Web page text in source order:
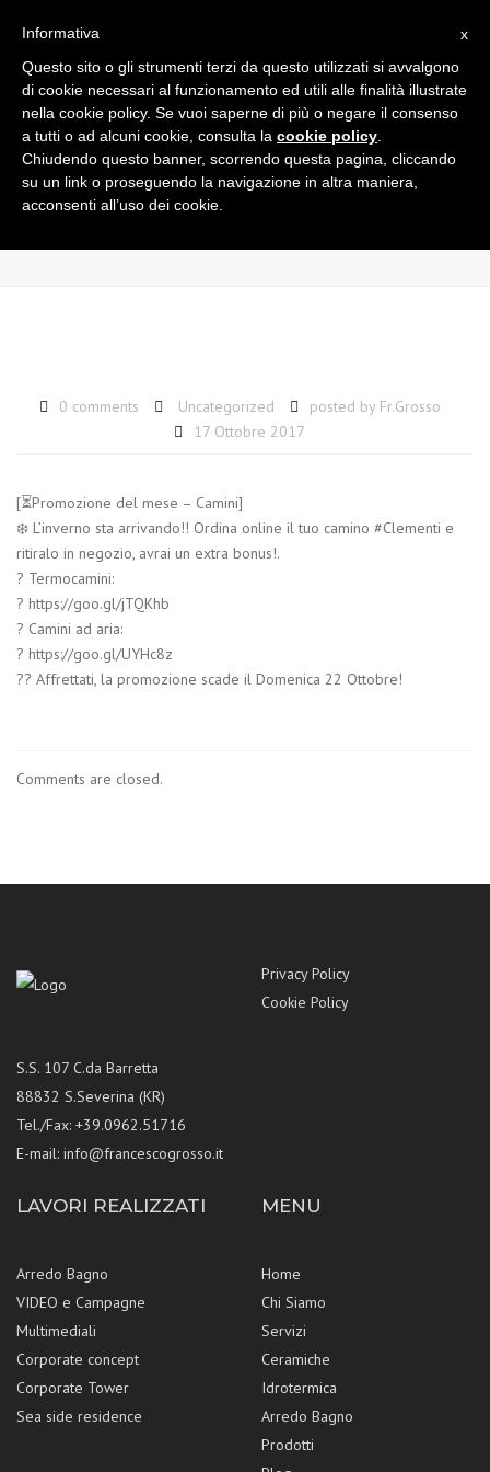
Lun - Ven: 8:00 - 12:30 - 15:30 - 19:00
+ 39 0962 51716
info@francescogrosso.it
top
bar
404 page
0 comments Uncategorized posted by Fr.Grosso
17 Ottobre 2017
[⏳Promozione del mese – Camini]
❄️ L’inverno sta arrivando!! Ordina online il tuo camino #Clementi e
ritiralo in negozio, avrai un extra bonus!.
? Termocamini:
? https://goo.gl/jTQKhb
? Camini ad aria:
? https://goo.gl/UYHc8z
?? Affrettati, la promozione scade il Domenica 22 Ottobre!
Comments are closed.
S.S. 107 C.da Barretta
88832 S.Severina (KR)
Tel./Fax: +39.0962.51716
E-mail: info@francescogrosso.it
Privacy Policy
Cookie Policy
LAVORI REALIZZATI
Arredo Bagno
VIDEO e Campagne
Multimediali
Corporate concept
Corporate Tower
Sea side residence
MENU
Home
Chi Siamo
Servizi
Ceramiche
Idrotermica
Arredo Bagno
Prodotti
x
Informativa
Questo sito o gli strumenti terzi da questo utilizzati si avvalgono
di cookie necessari al funzionamento ed utili alle finalità illustrate
nella cookie policy. Se vuoi saperne di più o negare il consenso
a tutti o ad alcuni cookie, consulta la cookie policy
Chiudendo questo banner, scorrendo questa pagina, cliccando
su un link o proseguendo la navigazione in altra maniera,
acconsenti all’uso dei cookie.